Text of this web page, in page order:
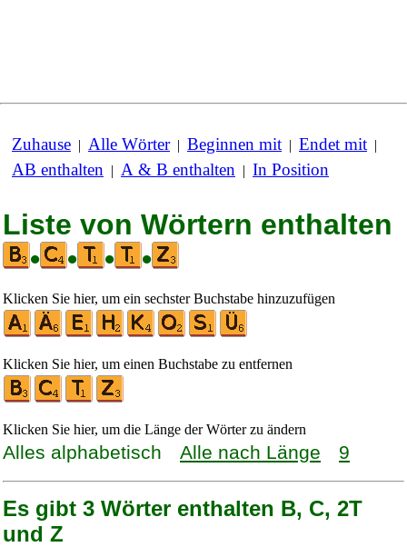
Zuhause | Alle Wörter| Beginnen mit | Endet mit |
AB enthalten | A & B enthalten | In Position
Liste von Wörtern enthalten
•
• • •
Klicken Sie hier, um ein sechster Buchstabe hinzuzufügen
Klicken Sie hier, um einen Buchstabe zu entfernen
Klicken Sie hier, um die Länge der Wörter zu ändern
Alles alphabetisch Alle nach Länge 9
Es gibt 3 Wörter enthalten B, C, 2T
und Z